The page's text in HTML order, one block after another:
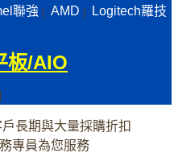
聯強 AMD Logitech羅技
板/AIO
長期與大量採購折扣
專員為您服務